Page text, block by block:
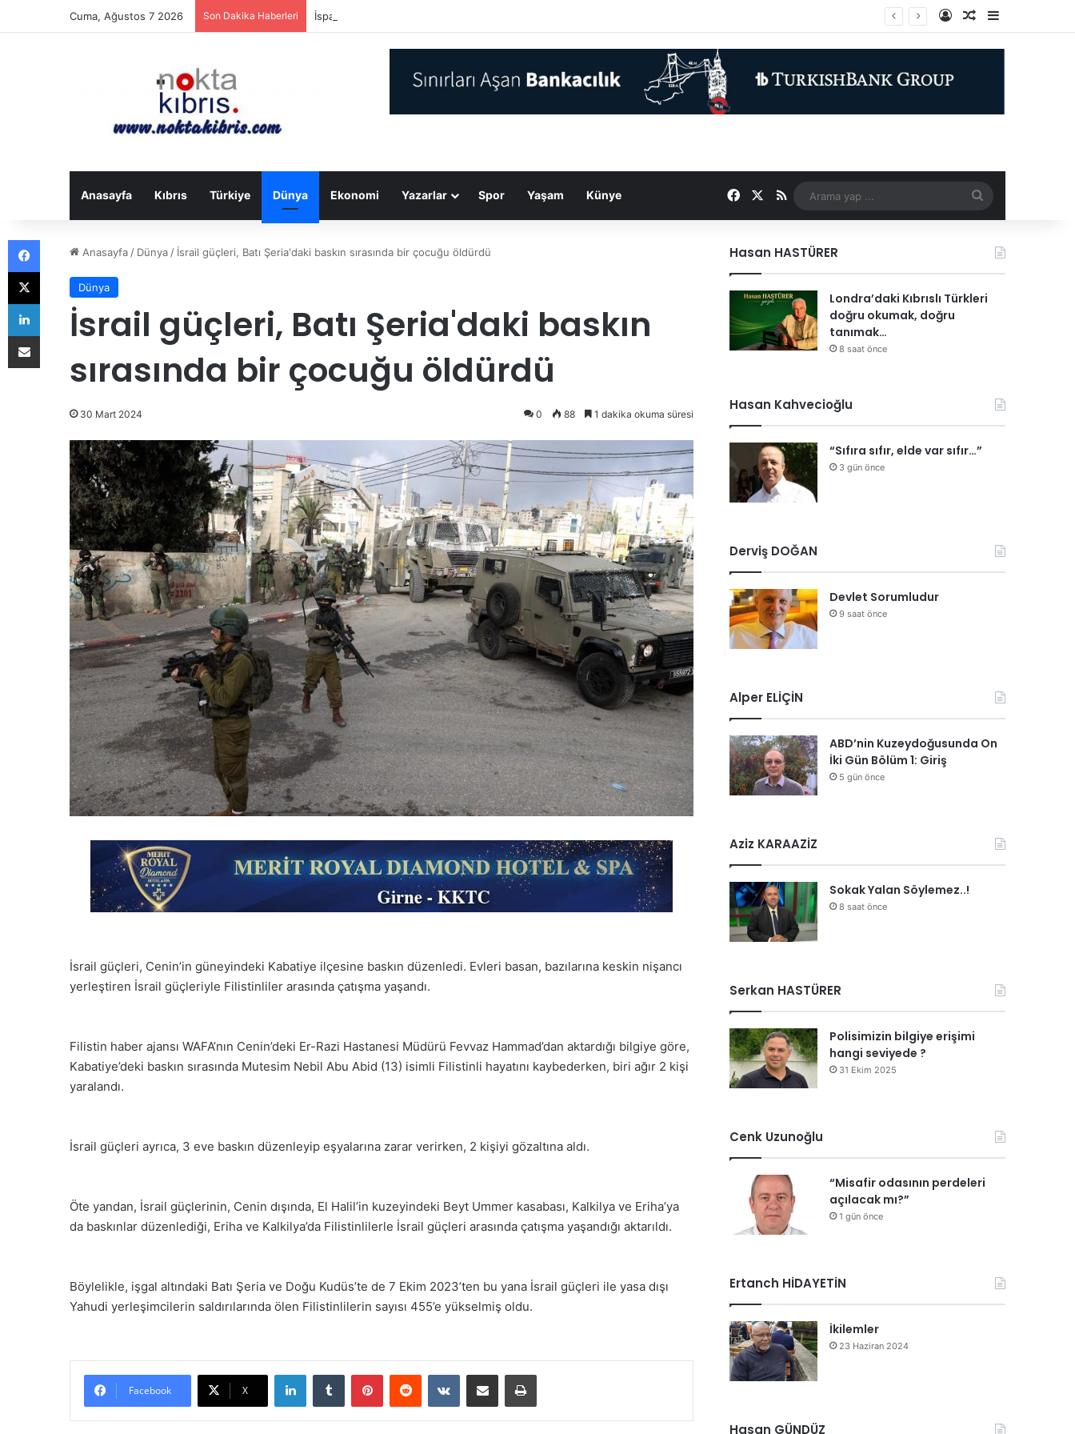
Cuma, Ağustos 7 2026 Son Dakika Haberleri İspanya tarihinin en büyük orman yangınında New York büyüklüğünde alan küle döndü Kayıt OlRastgele Makale
Anasayfa Kıbrıs Türkiye Dünya Ekonomi Yazarlar Spor Yaşam Künye FacebookRSS
yap
Anasayfa / Dünya / İsrail güçleri, Batı Şeria'daki baskın sırasında bir çocuğu öldürdü
Dünya
İsrail güçleri, Batı Şeria'daki baskın
sırasında bir çocuğu öldürdü
30 Mart 2024 0 88 1 dakika okuma süresi
İsrail güçleri, Cenin’in güneyindeki Kabatiye ilçesine baskın düzenledi. Evleri basan, bazılarına keskin nişancı
yerleştiren İsrail güçleriyle Filistinliler arasında çatışma yaşandı.
Filistin haber ajansı WAFA’nın Cenin’deki Er-Razi Hastanesi Müdürü Fevvaz Hammad’dan aktardığı bilgiye göre,
Kabatiye’deki baskın sırasında Mutesim Nebil Abu Abid (13) isimli Filistinli hayatını kaybederken, biri ağır 2 kişi
yaralandı.
İsrail güçleri ayrıca, 3 eve baskın düzenleyip eşyalarına zarar verirken, 2 kişiyi gözaltına aldı.
Öte yandan, İsrail güçlerinin, Cenin dışında, El Halil’in kuzeyindeki Beyt Ummer kasabası, Kalkilya ve Eriha’ya
da baskınlar düzenlediği, Eriha ve Kalkilya’da Filistinlilerle İsrail güçleri arasında çatışma yaşandığı aktarıldı.
Böylelikle, işgal altındaki Batı Şeria ve Doğu Kudüs’te de 7 Ekim 2023’ten bu yana İsrail güçleri ile yasa dışı
Yahudi yerleşimcilerin saldırılarında ölen Filistinlilerin sayısı 455’e yükselmiş oldu.
Facebook X
Hasan HASTÜRER
Londra’daki Kıbrıslı Türkleri
doğru okumak, doğru
tanımak…
8 saat önce
Hasan Kahvecioğlu
“Sıfıra sıfır, elde var sıfır…”
3 gün önce
Derviş DOĞAN
Devlet Sorumludur
9 saat önce
Alper ELİÇİN
ABD’nin Kuzeydoğusunda On
İki Gün Bölüm 1: Giriş
5 gün önce
Aziz KARAAZİZ
Sokak Yalan Söylemez..!
8 saat önce
Serkan HASTÜRER
Polisimizin bilgiye erişimi
hangi seviyede ?
31 Ekim 2025
Cenk Uzunoğlu
“Misafir odasının perdeleri
açılacak mı?”
1 gün önce
Ertanch HİDAYETİN
İkilemler
23 Haziran 2024
Hasan GÜNDÜZ
LinkedIn